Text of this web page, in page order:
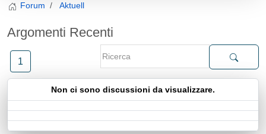
Forum Aktuell
Argomenti Recenti
1
Non ci sono discussioni da visualizzare.